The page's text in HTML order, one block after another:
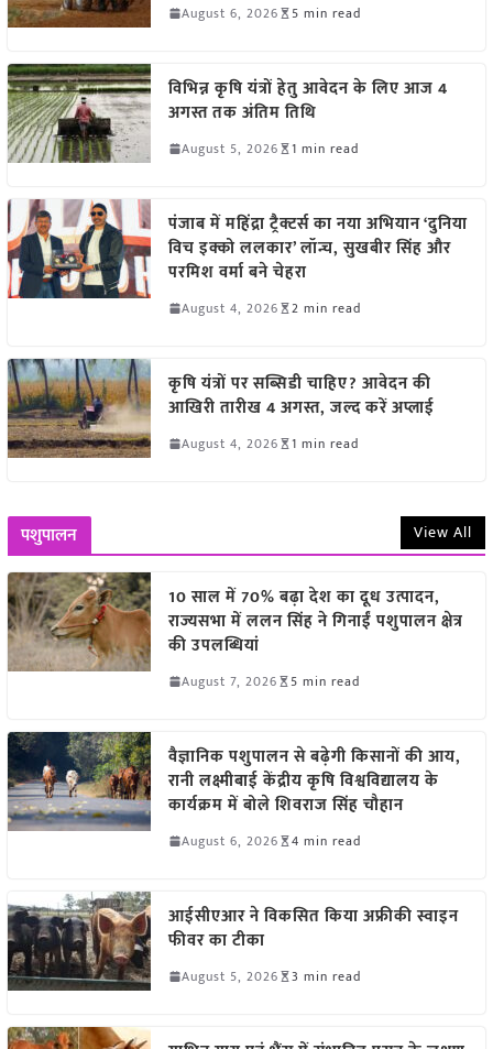
August 6, 2026 5 min read
विभिन्न कृषि यंत्रों हेतु आवेदन के लिए आज 4
अगस्त तक अंतिम तिथि
August 5, 2026 1 min read
पंजाब में महिंद्रा ट्रैक्टर्स का नया अभियान ‘दुनिया
विच इक्को ललकार’ लॉन्च, सुखबीर सिंह और
परमिश वर्मा बने चेहरा
August 4, 2026 2 min read
कृषि यंत्रों पर सब्सिडी चाहिए? आवेदन की
आखिरी तारीख 4 अगस्त, जल्द करें अप्लाई
August 4, 2026 1 min read
पशुपालन View All
10 साल में 70% बढ़ा देश का दूध उत्पादन,
राज्यसभा में ललन सिंह ने गिनाईं पशुपालन क्षेत्र
की उपलब्धियां
August 7, 2026 5 min read
वैज्ञानिक पशुपालन से बढ़ेगी किसानों की आय,
रानी लक्ष्मीबाई केंद्रीय कृषि विश्वविद्यालय के
कार्यक्रम में बोले शिवराज सिंह चौहान
August 6, 2026 4 min read
आईसीएआर ने विकसित किया अफ्रीकी स्वाइन
फीवर का टीका
August 5, 2026 3 min read